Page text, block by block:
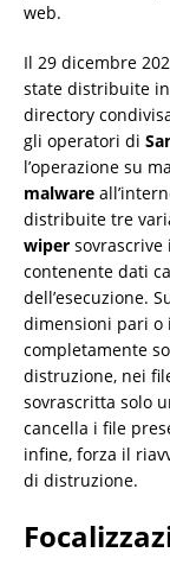
web.
Il 29 dicembre
state distribuite
directory
gli operatori di
l’operazione su
malware
distribuite tre
wiper
contenente dati
dell’esecuzione.
dimensioni pari o
completamente
distruzione, nei
sovrascritta solo
cancella i file
infine, forza il
di distruzione.